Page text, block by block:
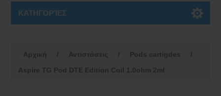
ΚΑΤΗΓΟΡΊΕΣ
Αρχική / Αντιστάσεις / Pods cartigdes
/
Aspire TG Pod DTE Edition Coil 1.0ohm 2ml